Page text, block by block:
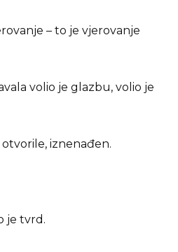
– to je vjerovanje
volio je glazbu, volio je
otvorile, iznenađen.
je tvrd.